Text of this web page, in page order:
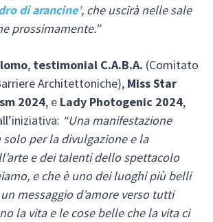
di arancine’, che uscirà nelle sale
prossimamente.”
, testimonial C.A.B.A. (Comitato
Architettoniche), Miss Star
2024, e Lady Photogenic 2024,
“Una manifestazione
per la divulgazione e la
e dei talenti dello spettacolo
e che è uno dei luoghi più belli
messaggio d’amore verso tutti
la vita e le cose belle che la vita ci